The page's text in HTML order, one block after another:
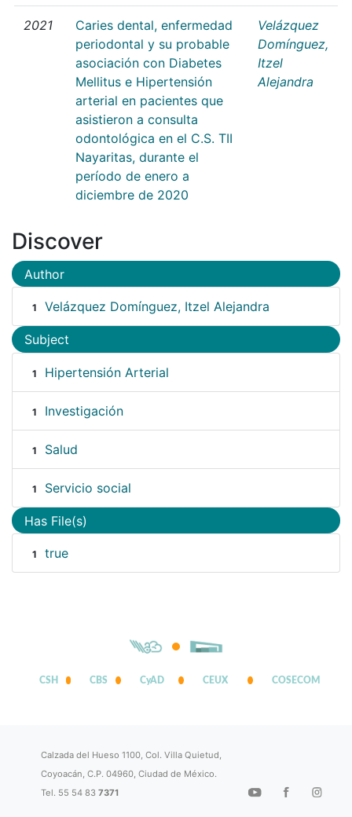
2021
Caries dental, enfermedad
periodontal y su probable
asociación con Diabetes
Mellitus e Hipertensión
arterial en pacientes que
asistieron a consulta
odontológica en el C.S. TII
Nayaritas, durante el
período de enero a
diciembre de 2020
Velázquez
Domínguez,
Itzel
Alejandra
Discover
Author
1 Velázquez Domínguez, Itzel Alejandra
Subject
1 Hipertensión Arterial
1 Investigación
1 Salud
1 Servicio social
Has File(s)
1 true
CSH CBS CyAD CEUX COSECOM
Calzada del Hueso 1100, Col. Villa Quietud,
Coyoacán, C.P. 04960, Ciudad de México.
Tel. 55 54 837371